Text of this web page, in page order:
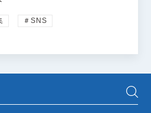
＃SNS